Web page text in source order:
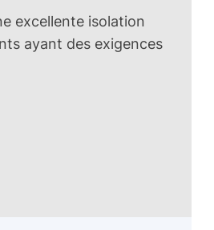
excellente isolation
ayant des exigences